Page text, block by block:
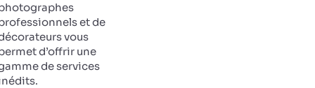
et de
vous
d’offrir une
de services